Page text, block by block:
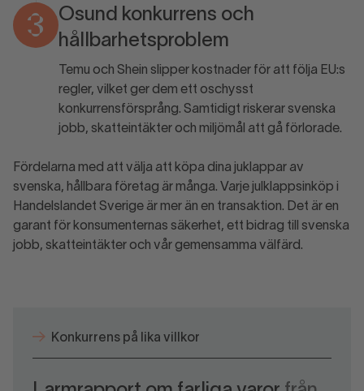
3
Osund konkurrens och
hållbarhetsproblem
Temu och Shein slipper kostnader för att följa EU:s
regler, vilket ger dem ett oschysst
konkurrensförsprång. Samtidigt riskerar svenska
jobb, skatteintäkter och miljömål att gå förlorade.
Fördelarna med att välja att köpa dina juklappar av
svenska, hållbara företag är många. Varje julklappsinköp i
Handelslandet Sverige är mer än en transaktion. Det är en
garant för konsumenternas säkerhet, ett bidrag till svenska
jobb, skatteintäkter och vår gemensamma välfärd.
Konkurrens på lika villkor